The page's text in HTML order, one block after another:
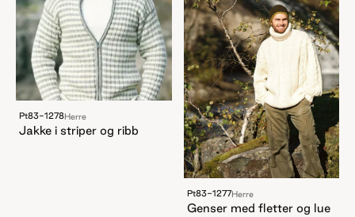
Pt83-1278Herre
Jakke i striper og ribb
Pt83-1277Herre
Genser med fletter og lue